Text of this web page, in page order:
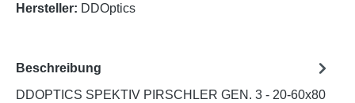
Hersteller: DDOptics
Beschreibung
DDOPTICS SPEKTIV PIRSCHLER GEN. 3 - 20-60x80